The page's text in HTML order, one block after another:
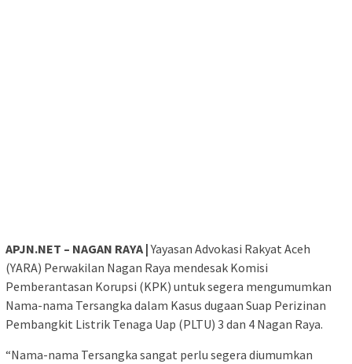
APJN.NET – NAGAN RAYA |Yayasan Advokasi Rakyat Aceh
(YARA) Perwakilan Nagan Raya mendesak Komisi
Pemberantasan Korupsi (KPK) untuk segera mengumumkan
Nama-nama Tersangka dalam Kasus dugaan Suap Perizinan
Pembangkit Listrik Tenaga Uap (PLTU) 3 dan 4 Nagan Raya.
“Nama-nama Tersangka sangat perlu segera diumumkan